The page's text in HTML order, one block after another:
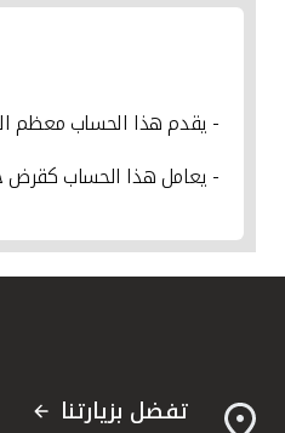
- يقدم هذا الحساب معظم
- يعامل هذا الحساب كقرض
تفضل بزيارتنا